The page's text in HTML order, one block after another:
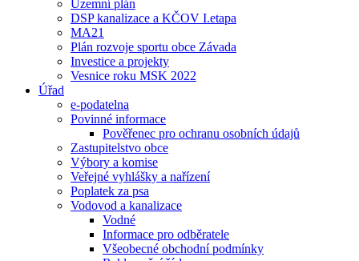
Územní plán
DSP kanalizace a KČOV I.etapa
MA21
Plán rozvoje sportu obce Závada
Investice a projekty
Vesnice roku MSK 2022
Úřad
e-podatelna
Povinné informace
Pověřenec pro ochranu osobních údajů
Zastupitelstvo obce
Výbory a komise
Veřejné vyhlášky a nařízení
Poplatek za psa
Vodovod a kanalizace
Vodné
Informace pro odběratele
Všeobecné obchodní podmínky